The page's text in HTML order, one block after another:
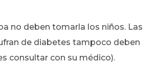
no deben tomarla los niños. Las
de diabetes tampoco deben
consultar con su médico).